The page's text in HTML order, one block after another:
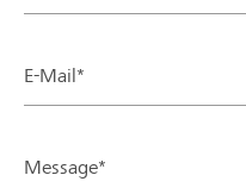
E-Mail*
Message*